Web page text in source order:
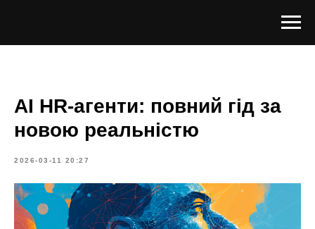
AI HR-агенти: повний гід за
новою реальністю
2026-03-11 20:27